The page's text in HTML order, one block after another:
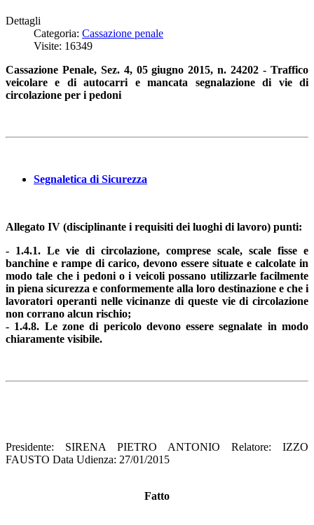
Dettagli
Categoria: Cassazione penale
Visite: 16349
Cassazione Penale, Sez. 4, 05 giugno 2015, n. 24202 - Traffico
veicolare e di autocarri e mancata segnalazione di vie di
circolazione per i pedoni
Segnaletica di Sicurezza
Allegato IV (disciplinante i requisiti dei luoghi di lavoro) punti:
- 1.4.1. Le vie di circolazione, comprese scale, scale fisse e
banchine e rampe di carico, devono essere situate e calcolate in
modo tale che i pedoni o i veicoli possano utilizzarle facilmente
in piena sicurezza e conformemente alla loro destinazione e che i
lavoratori operanti nelle vicinanze di queste vie di circolazione
non corrano alcun rischio;
- 1.4.8. Le zone di pericolo devono essere segnalate in modo
chiaramente visibile.
Presidente: SIRENA PIETRO ANTONIO Relatore: IZZO
FAUSTO Data Udienza: 27/01/2015
Fatto